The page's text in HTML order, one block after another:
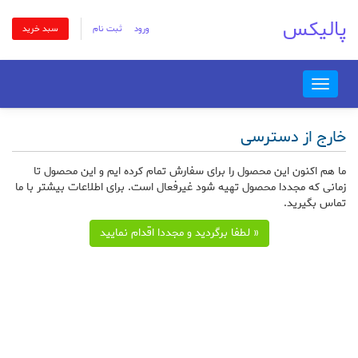
ورود ثبت نام سبد خرید پالیکس
Toggle
navigation
خارج از دسترسی
ما هم اکنون این محصول را برای سفارش تمام کرده ایم و این محصول تا
زمانی که مجددا محصول تهیه شود غیرفعال است. برای اطلاعات بیشتر با ما
تماس بگیرید.
« لطفا برگردید و مجددا اقدام نمایید